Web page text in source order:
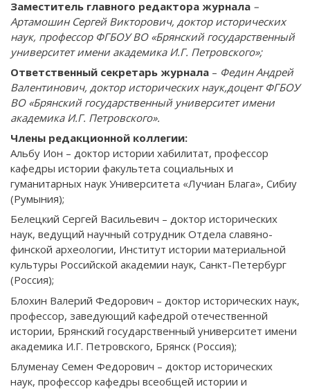
Заместитель главного редактора журнала –
Артамошин Сергей Викторович, доктор исторических
наук, профессор ФГБОУ ВО «Брянский государственный
университет имени академика И.Г. Петровского»;
Ответственный секретарь журнала – Федин Андрей
Валентинович, доктор исторических наук,доцент ФГБОУ
ВО «Брянский государственный университет имени
академика И.Г. Петровского».
Члены редакционной коллегии:
Альбу Ион – доктор истории хабилитат, профессор
кафедры истории факультета социальных и
гуманитарных наук Университета «Лучиан Блага», Сибиу
(Румыния);
Белецкий Сергей Васильевич – доктор исторических
наук, ведущий научный сотрудник Отдела славяно-
финской археологии, Институт истории материальной
культуры Российской академии наук, Санкт-Петербург
(Россия);
Блохин Валерий Федорович – доктор исторических наук,
профессор, заведующий кафедрой отечественной
истории, Брянский государственный университет имени
академика И.Г. Петровского, Брянск (Россия);
Блуменау Семен Федорович – доктор исторических
наук, профессор кафедры всеобщей истории и